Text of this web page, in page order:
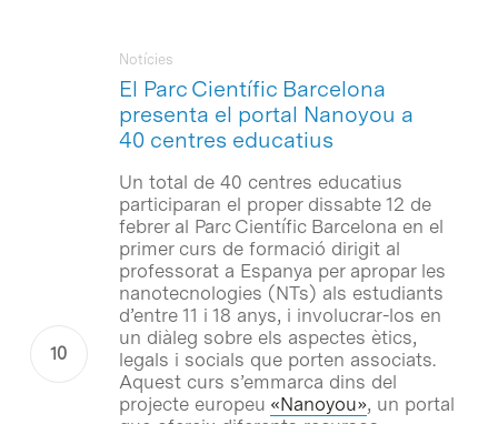
El Parc Científic Barcelona
presenta el portal Nanoyou a
40 centres educatius
Notícies
Un total de 40 centres educatius
participaran el proper dissabte 12 de
febrer al Parc Científic Barcelona en el
primer curs de formació dirigit al
professorat a Espanya per apropar les
nanotecnologies (NTs) als estudiants
d’entre 11 i 18 anys, i involucrar-los en
un diàleg sobre els aspectes ètics,
legals i socials que porten associats.
Aquest curs s’emmarca dins del
projecte europeu «Nanoyou», un portal